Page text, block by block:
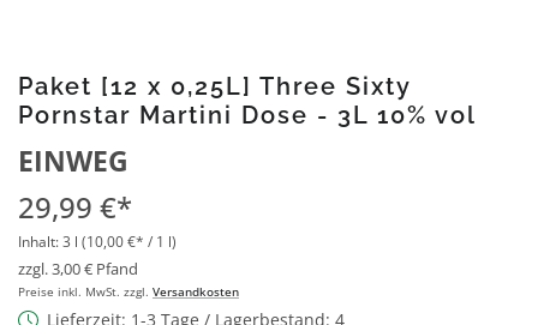
Paket [12 x 0,25L] Three Sixty
Pornstar Martini Dose - 3L 10% vol
EINWEG
29,99 €*
Inhalt:3 l (10,00 €* / 1 l)
zzgl. 3,00 € Pfand
Preise inkl. MwSt. zzgl. Versandkosten
Lieferzeit: 1-3 Tage / Lagerbestand: 4